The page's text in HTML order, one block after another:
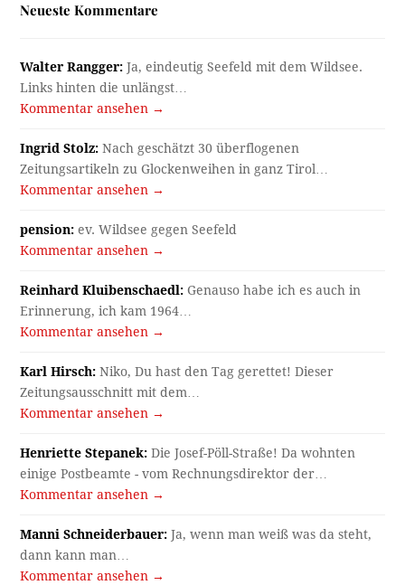
Neueste Kommentare
Walter Rangger: Ja, eindeutig Seefeld mit dem Wildsee.
Links hinten die unlängst…
Kommentar ansehen →
Ingrid Stolz: Nach geschätzt 30 überflogenen
Zeitungsartikeln zu Glockenweihen in ganz Tirol…
Kommentar ansehen →
pension: ev. Wildsee gegen Seefeld
Kommentar ansehen →
Reinhard Kluibenschaedl: Genauso habe ich es auch in
Erinnerung, ich kam 1964…
Kommentar ansehen →
Karl Hirsch: Niko, Du hast den Tag gerettet! Dieser
Zeitungsausschnitt mit dem…
Kommentar ansehen →
Henriette Stepanek: Die Josef-Pöll-Straße! Da wohnten
einige Postbeamte - vom Rechnungsdirektor der…
Kommentar ansehen →
Manni Schneiderbauer: Ja, wenn man weiß was da steht,
dann kann man…
Kommentar ansehen →